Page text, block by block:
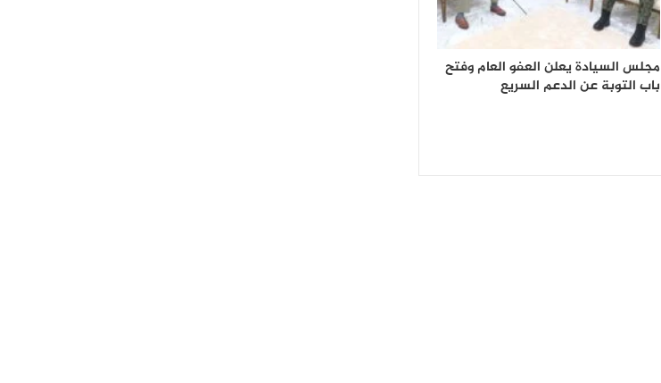
مجلس السيادة يعلن العفو العام وفتح
باب التوبة عن الدعم السريع